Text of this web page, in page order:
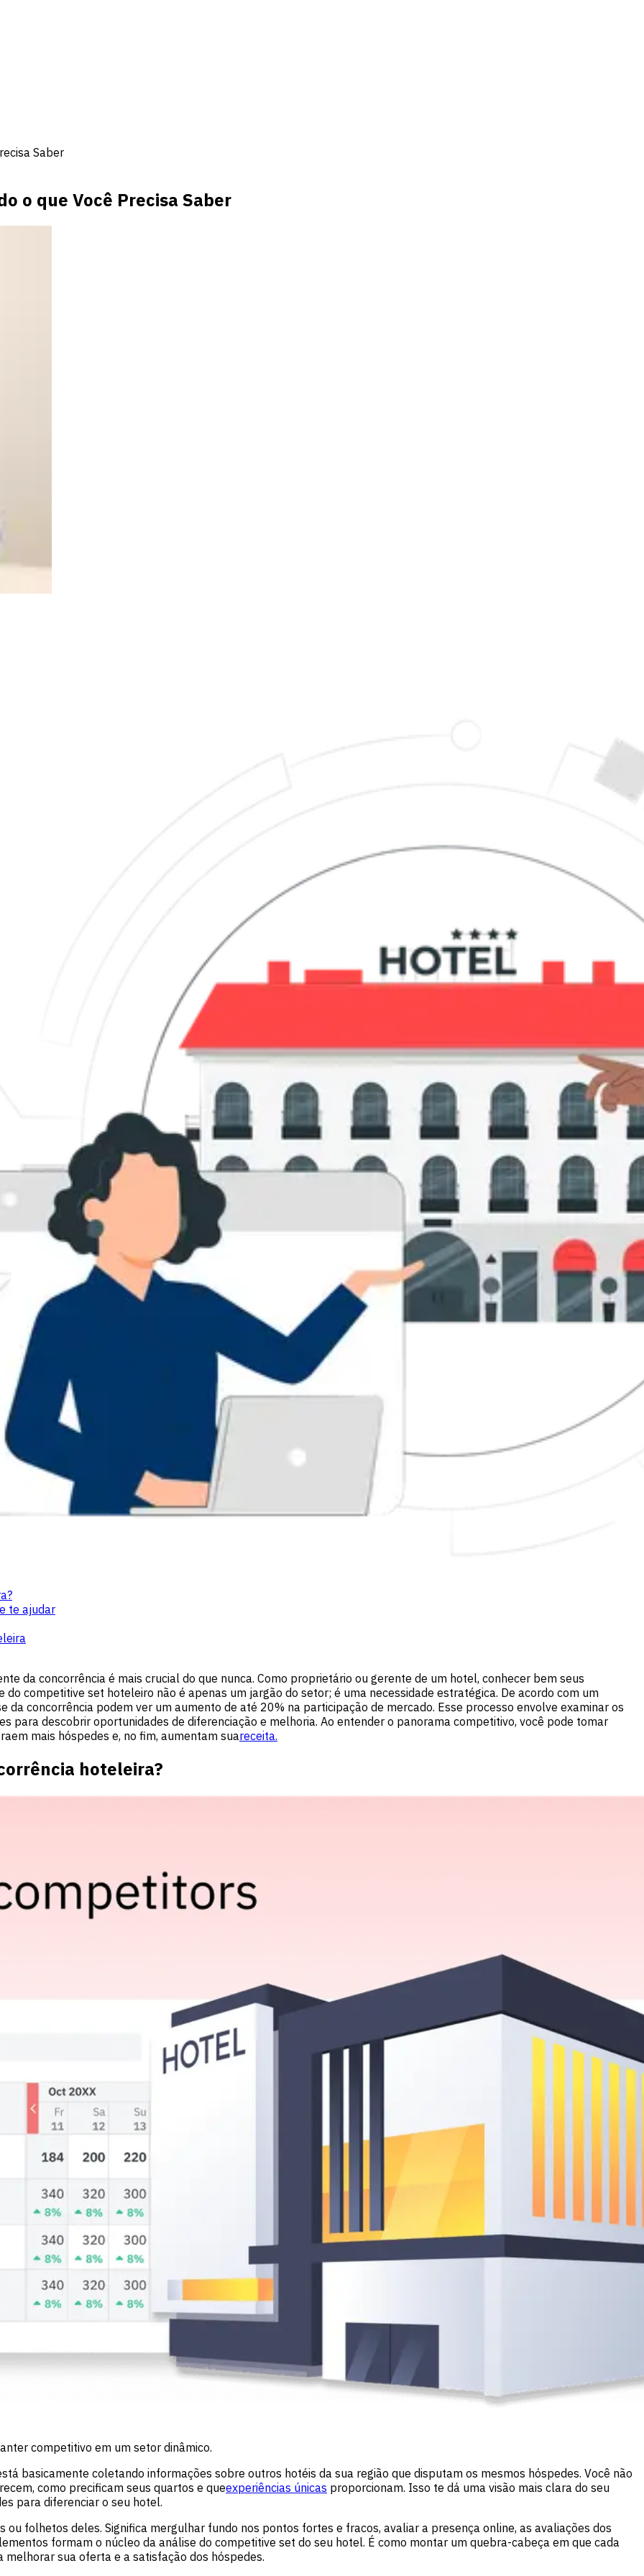
Saber
o que Você Precisa Saber
te ajudar
da concorrência é mais crucial do que nunca. Como proprietário ou gerente de um hotel, conhecer bem seus
competitive set hoteleiro não é apenas um jargão do setor; é uma necessidade estratégica. De acordo com um
da concorrência podem ver um aumento de até 20% na participação de mercado. Esse processo envolve examinar os
para descobrir oportunidades de diferenciação e melhoria. Ao entender o panorama competitivo, você pode tomar
mais hóspedes e, no fim, aumentam suareceita.
hoteleira?
competitivo em um setor dinâmico.
basicamente coletando informações sobre outros hotéis da sua região que disputam os mesmos hóspedes. Você não
como precificam seus quartos e queexperiências únicas proporcionam. Isso te dá uma visão mais clara do seu
para diferenciar o seu hotel.
folhetos deles. Significa mergulhar fundo nos pontos fortes e fracos, avaliar a presença online, as avaliações dos
formam o núcleo da análise do competitive set do seu hotel. É como montar um quebra-cabeça em que cada
sua oferta e a satisfação dos hóspedes.